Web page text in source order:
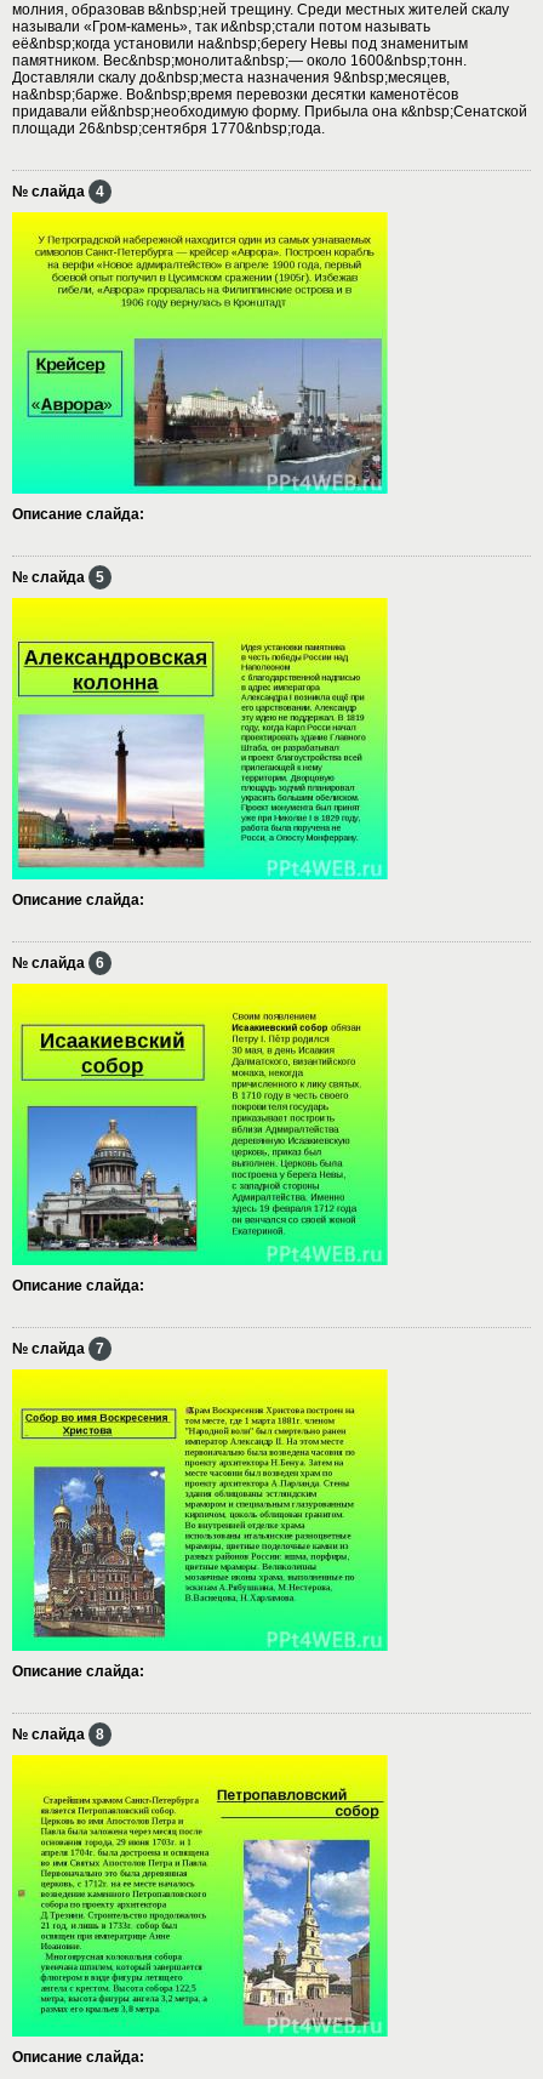
молния, образовав в&nbsp;ней трещину. Среди местных жителей скалу
называли «Гром-камень», так и&nbsp;стали потом называть
её&nbsp;когда установили на&nbsp;берегу Невы под знаменитым
памятником. Вес&nbsp;монолита&nbsp;— около 1600&nbsp;тонн.
Доставляли скалу до&nbsp;места назначения 9&nbsp;месяцев,
на&nbsp;барже. Во&nbsp;время перевозки десятки каменотёсов
придавали ей&nbsp;необходимую форму. Прибыла она к&nbsp;Сенатской
площади 26&nbsp;сентября 1770&nbsp;года.
№ слайда 4
Описание слайда:
№ слайда 5
Описание слайда:
№ слайда 6
Описание слайда:
№ слайда 7
Описание слайда:
№ слайда 8
Описание слайда: